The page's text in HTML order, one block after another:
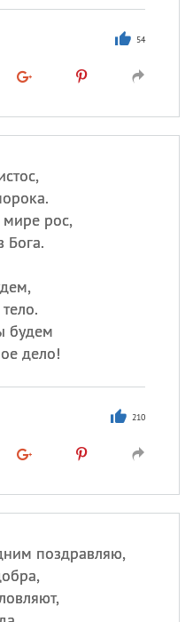
54
рос,
Бога.
будем
дело!
210
поздравляю,